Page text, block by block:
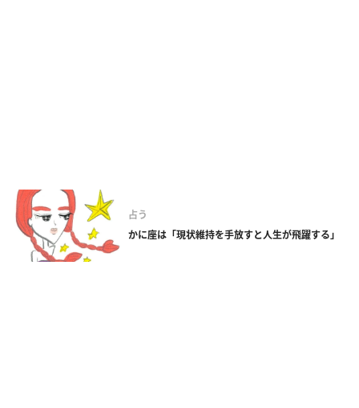
占う
かに座は「現状維持を手放すと人生が飛躍する」